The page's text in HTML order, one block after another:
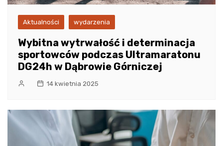
Aktualności wydarzenia
Wybitna wytrwałość i determinacja
sportowców podczas Ultramaratonu
DG24h w Dąbrowie Górniczej
14 kwietnia 2025